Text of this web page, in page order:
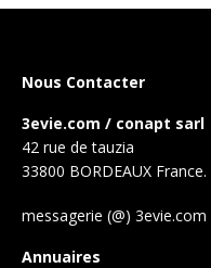
Nous Contacter
3evie.com / conapt sarl
42 rue de tauzia
33800 BORDEAUX France.
messagerie (@) 3evie.com
Annuaires